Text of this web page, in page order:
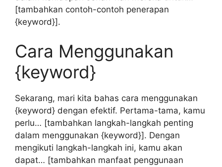
[tambahkan contoh-contoh penerapan
{keyword}].
Cara Menggunakan
{keyword}
Sekarang, mari kita bahas cara menggunakan
{keyword} dengan efektif. Pertama-tama, kamu
perlu… [tambahkan langkah-langkah penting
dalam menggunakan {keyword}]. Dengan
mengikuti langkah-langkah ini, kamu akan
dapat… [tambahkan manfaat penggunaan